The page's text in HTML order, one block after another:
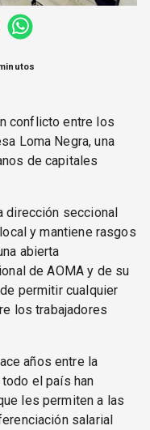
conflicto entre los
Loma Negra, una
de capitales
dirección seccional
y mantiene rasgos
abierta
de AOMA y de su
permitir cualquier
los trabajadores
años entre la
el país han
les permiten a las
salarial